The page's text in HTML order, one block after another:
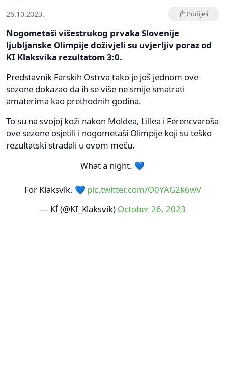
26.10.2023. Podijeli
Nogometaši višestrukog prvaka Slovenije
ljubljanske Olimpije doživjeli su uvjerljiv poraz od
KI Klaksvika rezultatom 3:0.
Predstavnik Farskih Ostrva tako je još jednom ove
sezone dokazao da ih se više ne smije smatrati
amaterima kao prethodnih godina.
To su na svojoj koži nakon Moldea, Lillea i Ferencvaroša
ove sezone osjetili i nogometaši Olimpije koji su teško
rezultatski stradali u ovom meču.
What a night. 💙
For Klaksvík. 💙 pic.twitter.com/O0YAG2k6wV
— KÍ (@KI_Klaksvik) October 26, 2023